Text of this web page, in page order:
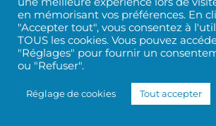
en mémorisant vos préférences. En
"Accepter tout", vous consentez à
TOUS les cookies. Vous pouvez
"Réglages" pour fournir un
ou "Refuser".
Réglage de cookies Tout accepter